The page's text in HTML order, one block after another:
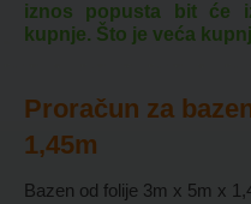
iznos popusta bit će
kupnje. Što je veća
Proračun za
1,45m
Bazen od folije 3m x 5m x